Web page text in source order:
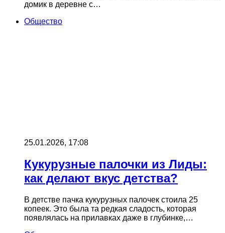
домик в деревне с…
Общество
25.01.2026, 17:08
Кукурузные палочки из Лиды:
как делают вкус детства?
В детстве пачка кукурузных палочек стоила 25
копеек. Это была та редкая сладость, которая
появлялась на прилавках даже в глубинке,…